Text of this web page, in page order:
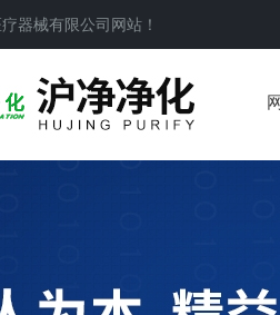
器械有限公司网站！